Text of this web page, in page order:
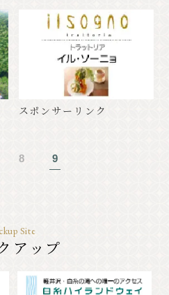
スポンサーリンク
8 9
Site
アップ